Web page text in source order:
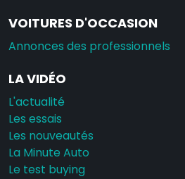
VOITURES D'OCCASION
Annonces des professionnels
LA VIDÉO
L'actualité
Les essais
Les nouveautés
La Minute Auto
Le test buying